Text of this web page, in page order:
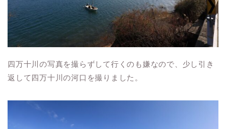
四万十川の写真を撮らずして行くのも嫌なので、少し引き
返して四万十川の河口を撮りました。